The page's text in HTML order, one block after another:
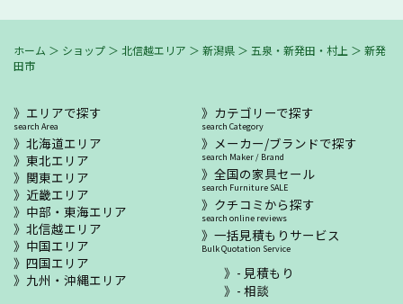
ホーム ＞ ショップ ＞ 北信越エリア ＞ 新潟県 ＞ 五泉・新発田・村上 ＞ 新発
田市
エリアで探す
search Area
北海道エリア
東北エリア
関東エリア
近畿エリア
中部・東海エリア
北信越エリア
中国エリア
四国エリア
九州・沖縄エリア
カテゴリーで探す
search Category
メーカー/ブランドで探す
search Maker / Brand
全国の家具セール
search Furniture SALE
クチコミから探す
search online reviews
一括見積もりサービス
Bulk Quotation Service
- 見積もり
- 相談